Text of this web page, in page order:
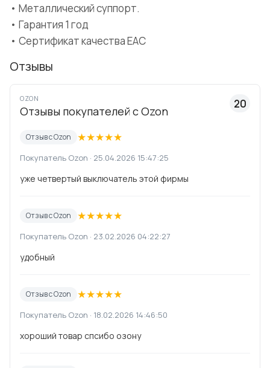
• Металлический суппорт.
• Гарантия 1 год
• Сертификат качества ЕАС
Отзывы
OZON
Отзывы покупателей с Ozon
20
Отзыв с Ozon ★★★★★
Покупатель Ozon · 25.04.2026 15:47:25
уже четвертый выключатель этой фирмы
Отзыв с Ozon ★★★★★
Покупатель Ozon · 23.02.2026 04:22:27
удобный
Отзыв с Ozon ★★★★★
Покупатель Ozon · 18.02.2026 14:46:50
хороший товар спсибо озону